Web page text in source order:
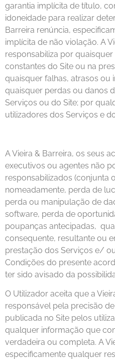
garantia implícita de título,
idoneidade para realizar
Barreira renúncia,
implícita de não violação. A
responsabiliza por
constantes do Site ou na
quaisquer falhas, atrasos ou
quaisquer perdas ou danos
Serviços ou do Site; por
utilizadores dos Serviços e
A Vieira & Barreira, os seus
executivos ou agentes não
responsabilizados (conjunta
nomeadamente, perda de
perda ou manipulação de
software, perda de
poupanças antecipadas,
consequente, resultante ou
prestação dos Serviços e/
Condições do presente
ter sido avisado da
O Utilizador aceita que a
responsável pela precisão
publicada no Site pelos
qualquer informação que
verdadeira ou completa. A
especificamente qualquer